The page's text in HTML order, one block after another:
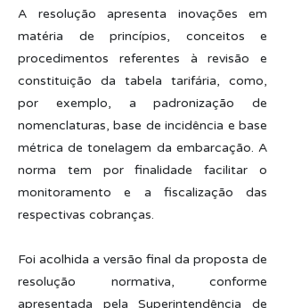
A resolução apresenta inovações em
matéria de princípios, conceitos e
procedimentos referentes à revisão e
constituição da tabela tarifária, como,
por exemplo, a padronização de
nomenclaturas, base de incidência e base
métrica de tonelagem da embarcação. A
norma tem por finalidade facilitar o
monitoramento e a fiscalização das
respectivas cobranças.
Foi acolhida a versão final da proposta de
resolução normativa, conforme
apresentada pela Superintendência de